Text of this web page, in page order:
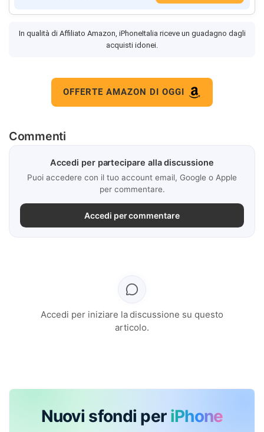
In qualità di Affiliato Amazon, iPhoneItalia riceve un guadagno dagli
acquisti idonei.
OFFERTE AMAZON DI OGGI
Commenti
Accedi per partecipare alla discussione
Puoi accedere con il tuo account email, Google o Apple
per commentare.
Accedi per commentare
Accedi per iniziare la discussione su questo
articolo.
Nuovi sfondi per iPhone